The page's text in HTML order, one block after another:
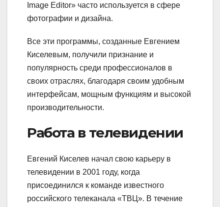
Image Editor» часто используется в сфере
фотографии и дизайна.
Все эти программы, созданные Евгением
Киселевым, получили признание и
популярность среди профессионалов в
своих отраслях, благодаря своим удобным
интерфейсам, мощным функциям и высокой
производительности.
Работа в телевидении
Евгений Киселев начал свою карьеру в
телевидении в 2001 году, когда
присоединился к команде известного
российского телеканала «ТВЦ». В течение